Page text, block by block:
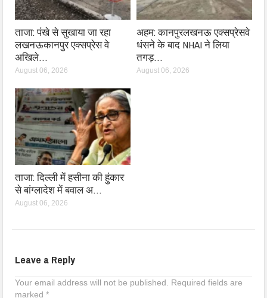
ताजा: पंखे से सुखाया जा रहा
लखनऊकानपुर एक्सप्रेस वे
अखिले…
August 06, 2026
अहम: कानपुरलखनऊ एक्सप्रेसवे
धंसने के बाद NHAI ने लिया
तगड़…
August 06, 2026
ताजा: दिल्ली में हसीना की हुंकार
से बांग्लादेश में बवाल अ…
August 06, 2026
Leave a Reply
Your email address will not be published.
Required fields are
marked*